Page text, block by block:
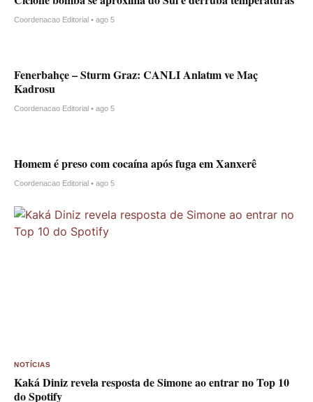
Coordenacao Editorial • ago 5
Fenerbahçe – Sturm Graz: CANLI Anlatım ve Maç
Kadrosu
Coordenacao Editorial • ago 5
Homem é preso com cocaína após fuga em Xanxerê
Coordenacao Editorial • ago 5
NOTÍCIAS
Kaká Diniz revela resposta de Simone ao entrar no Top 10
do Spotify